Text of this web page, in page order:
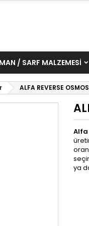
/ SARF MALZEMESI
ALFA REVERSE
Alfa
ya